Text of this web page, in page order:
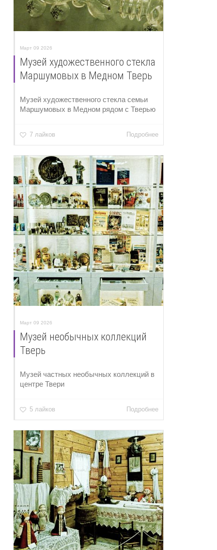
Март 09 2026
Музей художественного стекла
Маршумовых в Медном Тверь
Музей художественного стекла семьи
Маршумовых в Медном рядом с Тверью
7 лайков Подробнее
Март 09 2026
Музей необычных коллекций
Тверь
Музей частных необычных коллекций в
центре Твери
5 лайков Подробнее